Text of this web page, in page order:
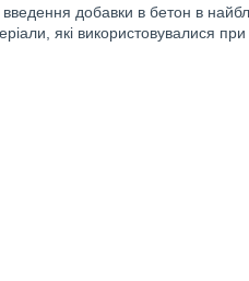
добавки в бетон в
які використовувалися при